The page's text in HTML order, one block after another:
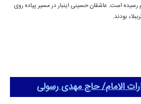
است. عاشقان حسینی اینبار در مسیر پیاده روی
بودند.
الامام/ حاج مهدی رسولی